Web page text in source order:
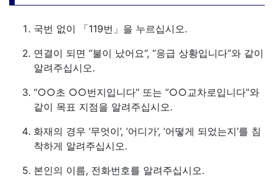
국번 없이 「119번」을 누르십시오.
연결이 되면 “불이 났어요”, “응급 상황입니다”와 같이
알려주십시오.
“○○초 ○○번지입니다” 또는 “○○교차로입니다”와
같이 목표 지점을 알려주십시오.
화재의 경우 ‘무엇이’, ‘어디가’, ‘어떻게 되었는지’를 침
착하게 알려주십시오.
본인의 이름, 전화번호를 알려주십시오.